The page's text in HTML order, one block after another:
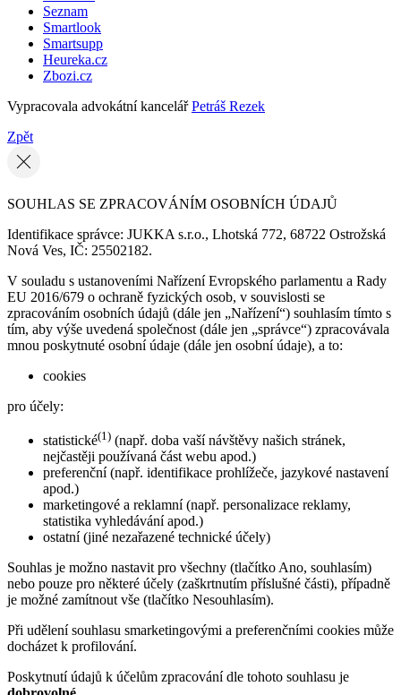
Seznam
Smartlook
Smartsupp
Heureka.cz
Zbozi.cz
Vypracovala advokátní kancelářPetráš Rezek
Zpět
SOUHLAS SE ZPRACOVÁNÍM OSOBNÍCH ÚDAJŮ
Identifikace správce: JUKKA s.r.o., Lhotská 772, 68722 Ostrožská
Nová Ves, IČ: 25502182.
V souladu s ustanoveními Nařízení Evropského parlamentu a Rady
EU 2016/679 o ochraně fyzických osob, v souvislosti se
zpracováním osobních údajů (dále jen „Nařízení“) souhlasím tímto s
tím, aby výše uvedená společnost (dále jen „správce“) zpracovávala
mnou poskytnuté osobní údaje (dále jen osobní údaje), a to:
cookies
pro účely:
statistické(1) (např. doba vaší návštěvy našich stránek,
nejčastěji používaná část webu apod.)
preferenční (např. identifikace prohlížeče, jazykové nastavení
apod.)
marketingové a reklamní (např. personalizace reklamy,
statistika vyhledávání apod.)
ostatní (jiné nezařazené technické účely)
Souhlas je možno nastavit pro všechny (tlačítko Ano, souhlasím)
nebo pouze pro některé účely (zaškrtnutím příslušné části), případně
je možné zamítnout vše (tlačítko Nesouhlasím).
Při udělení souhlasu smarketingovými a preferenčními cookies může
docházet k profilování.
Poskytnutí údajů k účelům zpracování dle tohoto souhlasu je